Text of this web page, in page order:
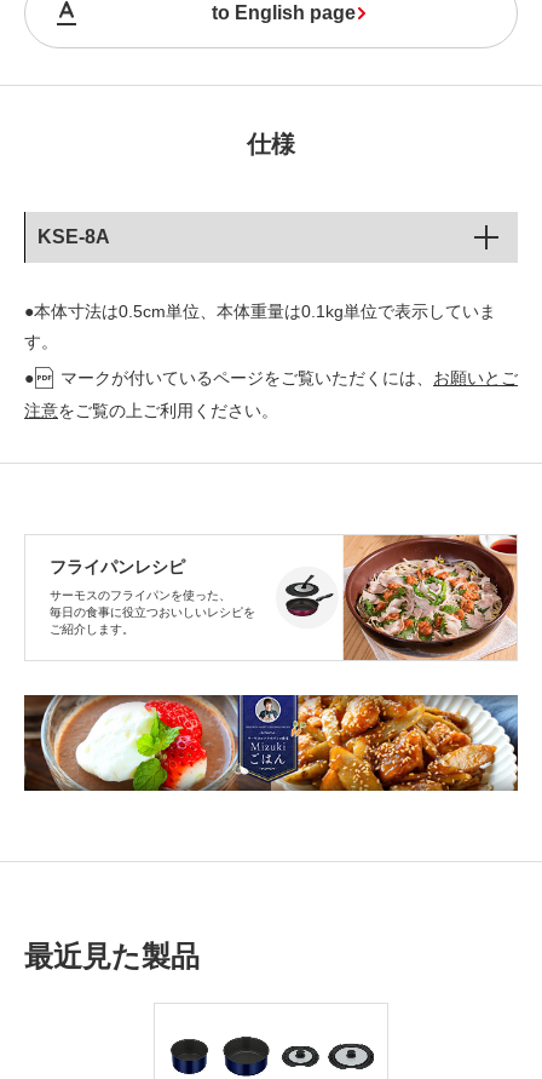
to English page
仕様
KSE-8A
●本体寸法は0.5cm単位、本体重量は0.1kg単位で表示していま
す。
●
マークが付いているページをご覧いただくには、 お願いとご
注意をご覧の上ご利用ください。
フライパンレシピ
サーモスのフライパンを使った、
毎日の食事に役立つおいしいレシピを
ご紹介します。
最近見た製品